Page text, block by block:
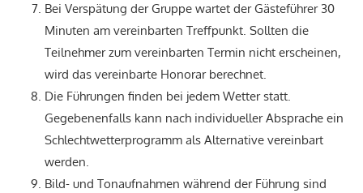
Bei Verspätung der Gruppe wartet der Gästeführer 30
Minuten am vereinbarten Treffpunkt. Sollten die
Teilnehmer zum vereinbarten Termin nicht erscheinen,
wird das vereinbarte Honorar berechnet.
Die Führungen finden bei jedem Wetter statt.
Gegebenenfalls kann nach individueller Absprache ein
Schlechtwetterprogramm als Alternative vereinbart
werden.
Bild- und Tonaufnahmen während der Führung sind